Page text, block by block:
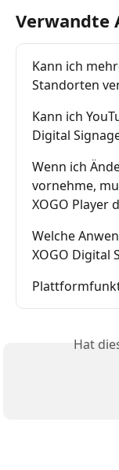
Verwandte
Kann ich
Standorten
Kann ich
Digital
Wenn ich
vornehme,
XOGO Player
Welche
XOGO Digital
Hat